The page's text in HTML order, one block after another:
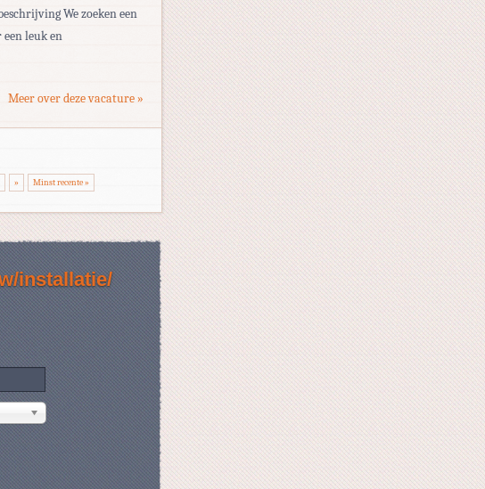
We zoeken een
leuk en
Meer over deze vacature »
» Minst recente »
installatie/